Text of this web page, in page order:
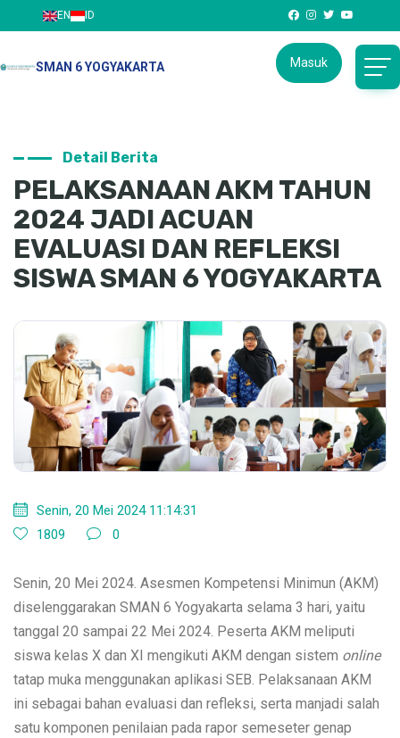
EN ID
SMAN 6 YOGYAKARTA Masuk
Detail Berita
PELAKSANAAN AKM TAHUN
2024 JADI ACUAN
EVALUASI DAN REFLEKSI
SISWA SMAN 6 YOGYAKARTA
Senin, 20 Mei 2024 11:14:31
1809
0
Senin, 20 Mei 2024. Asesmen Kompetensi Minimun (AKM)
diselenggarakan SMAN 6 Yogyakarta selama 3 hari, yaitu
tanggal 20 sampai 22 Mei 2024. Peserta AKM meliputi
siswa kelas X dan XI mengikuti AKM dengan sistem online
tatap muka menggunakan aplikasi SEB. Pelaksanaan AKM
ini sebagai bahan evaluasi dan refleksi, serta manjadi salah
satu komponen penilaian pada rapor semeseter genap